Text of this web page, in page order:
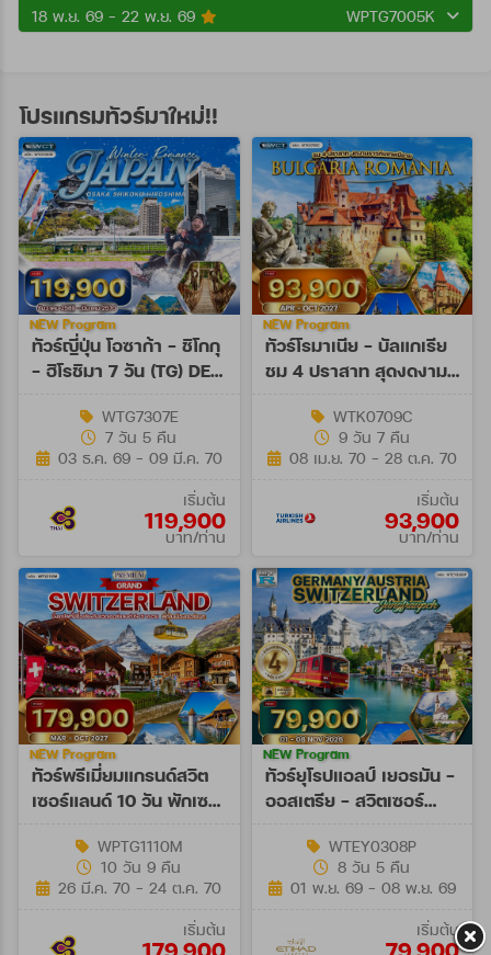
18 พ.ย. 69 - 22 พ.ย. 69
WPTG7005K
โปรแกรมทัวร์มาใหม่!!
ทัวร์ญี่ปุ่น โอซาก้า - ชิโกกุ
- ฮิโรชิมา 7 วัน (TG) DEC
NEW Program
WTG7307E
7 วัน 5 คืน
03 ธ.ค. 69 - 09 มี.ค. 70
เริ่มต้น
119,900
บาท/ท่าน
ทัวร์โรมาเนีย - บัลแกเรีย
ชม 4 ปราสาท สุดงดงาม
NEW Program
WTK0709C
9 วัน 7 คืน
08 เม.ย. 70 - 28 ต.ค. 70
เริ่มต้น
93,900
บาท/ท่าน
ทัวร์พรีเมี่ยมแกรนด์สวิต
เซอร์แลนด์ 10 วัน พักเซ
NEW Program
WPTG1110M
10 วัน 9 คืน
26 มี.ค. 70 - 24 ต.ค. 70
เริ่มต้น
ทัวร์ยุโรปแอลป์ เยอรมัน -
ออสเตรีย - สวิตเซอร์
NOV 26
NEW Program
WTEY0308P
8 วัน 5 คืน
01 พ.ย. 69 - 08 พ.ย. 69
เริ่มต้น